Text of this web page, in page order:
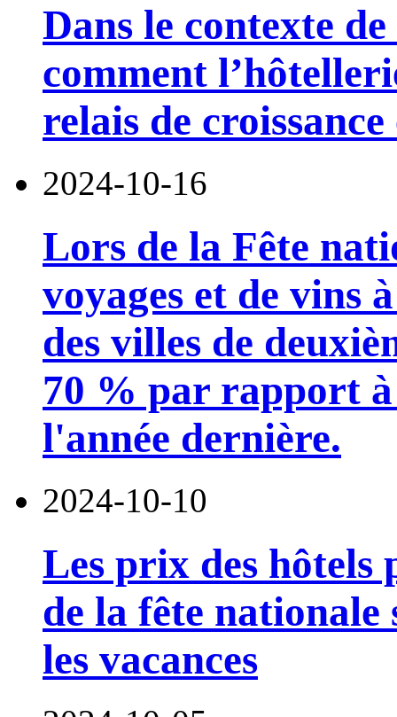
Dans le contexte
comment
relais de
2024-10-16
Lors de la Fête
voyages et de vins
des villes de
70 % par rapport
l'année dernière.
2024-10-10
Les prix des hôtels
de la fête nationale
les vacances